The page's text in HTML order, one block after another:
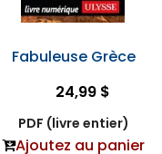
Fabuleuse Grèce
24,99 $
PDF (livre entier)
Ajoutez au panier